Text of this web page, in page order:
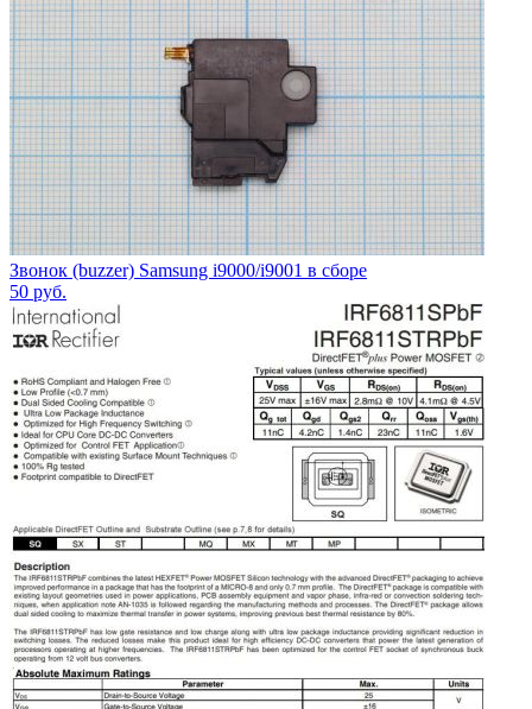
Звонок (buzzer) Samsung i9000/i9001 в сборе
50 руб.